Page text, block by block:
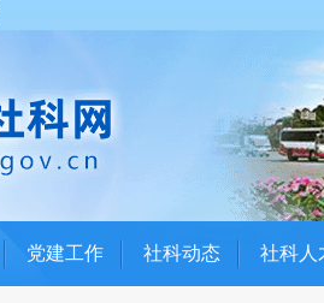
党建工作 社科动态 社科人